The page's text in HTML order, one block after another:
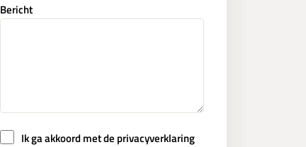
Bericht
Ik ga akkoord met de privacyverklaring